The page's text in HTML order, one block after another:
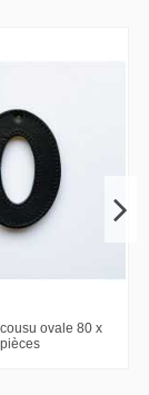
ovale 80 x